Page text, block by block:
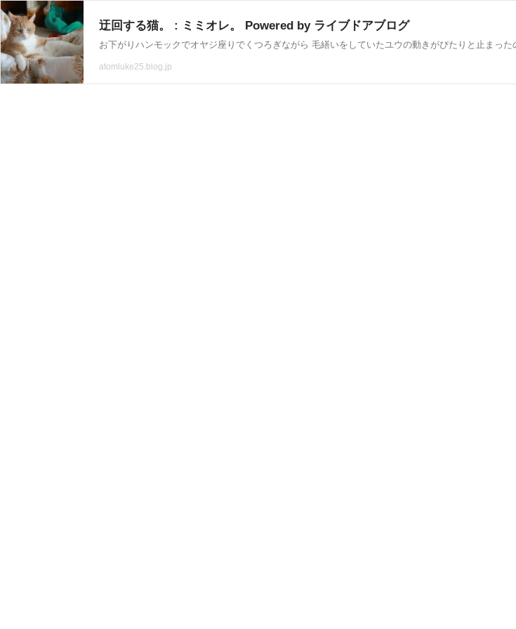
迂回する猫。 : ミミオレ。 Powered by ライブドアブログ
atomluke25.blog.jp